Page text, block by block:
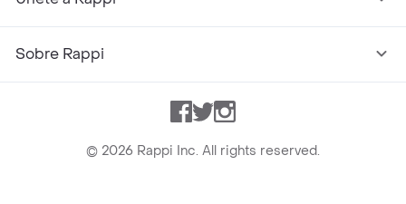
Sobre Rappi
Facebook
TwitterInstagram
© 2026 Rappi Inc. All rights reserved.